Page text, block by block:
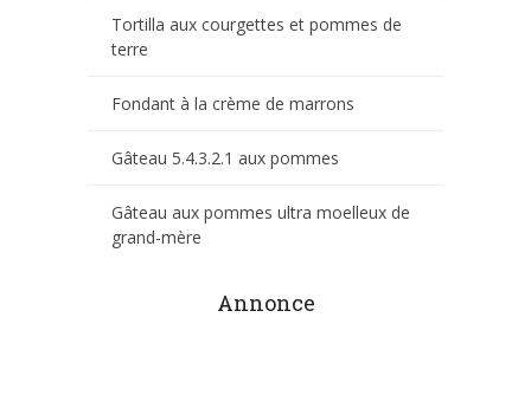
Tortilla aux courgettes et pommes de
terre
Fondant à la crème de marrons
Gâteau 5.4.3.2.1 aux pommes
Gâteau aux pommes ultra moelleux de
grand-mère
Annonce